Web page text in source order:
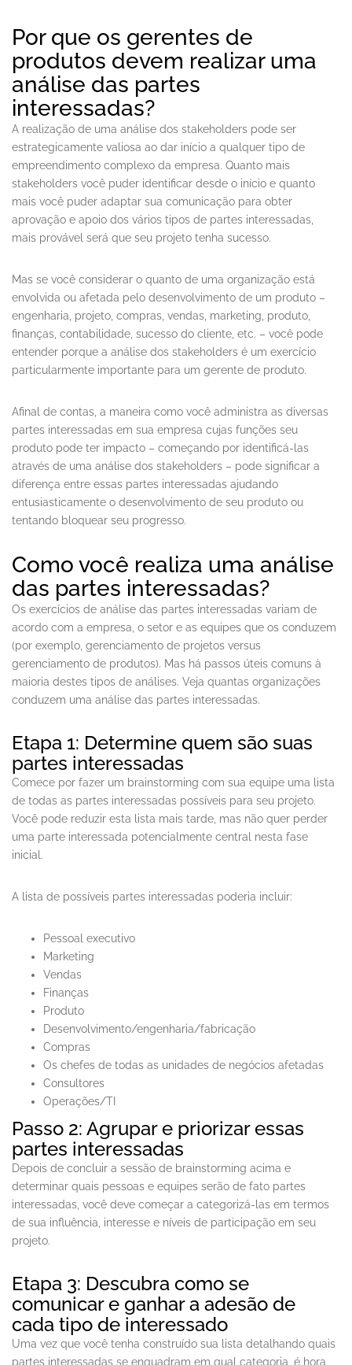
Por que os gerentes de
produtos devem realizar uma
análise das partes
interessadas?
A realização de uma análise dos stakeholders pode ser
estrategicamente valiosa ao dar início a qualquer tipo de
empreendimento complexo da empresa. Quanto mais
stakeholders você puder identificar desde o início e quanto
mais você puder adaptar sua comunicação para obter
aprovação e apoio dos vários tipos de partes interessadas,
mais provável será que seu projeto tenha sucesso.
Mas se você considerar o quanto de uma organização está
envolvida ou afetada pelo desenvolvimento de um produto –
engenharia, projeto, compras, vendas, marketing, produto,
finanças, contabilidade, sucesso do cliente, etc. – você pode
entender porque a análise dos stakeholders é um exercício
particularmente importante para um gerente de produto.
Afinal de contas, a maneira como você administra as diversas
partes interessadas em sua empresa cujas funções seu
produto pode ter impacto – começando por identificá-las
através de uma análise dos stakeholders – pode significar a
diferença entre essas partes interessadas ajudando
entusiasticamente o desenvolvimento de seu produto ou
tentando bloquear seu progresso.
Como você realiza uma análise
das partes interessadas?
Os exercícios de análise das partes interessadas variam de
acordo com a empresa, o setor e as equipes que os conduzem
(por exemplo, gerenciamento de projetos versus
gerenciamento de produtos). Mas há passos úteis comuns à
maioria destes tipos de análises. Veja quantas organizações
conduzem uma análise das partes interessadas.
Etapa 1: Determine quem são suas
partes interessadas
Comece por fazer um brainstorming com sua equipe uma lista
de todas as partes interessadas possíveis para seu projeto.
Você pode reduzir esta lista mais tarde, mas não quer perder
uma parte interessada potencialmente central nesta fase
inicial.
A lista de possíveis partes interessadas poderia incluir:
Pessoal executivo
Marketing
Vendas
Finanças
Produto
Desenvolvimento/engenharia/fabricação
Compras
Os chefes de todas as unidades de negócios afetadas
Consultores
Operações/TI
Passo 2: Agrupar e priorizar essas
partes interessadas
Depois de concluir a sessão de brainstorming acima e
determinar quais pessoas e equipes serão de fato partes
interessadas, você deve começar a categorizá-las em termos
de sua influência, interesse e níveis de participação em seu
projeto.
Etapa 3: Descubra como se
comunicar e ganhar a adesão de
cada tipo de interessado
Uma vez que você tenha construído sua lista detalhando quais
partes interessadas se enquadram em qual categoria, é hora